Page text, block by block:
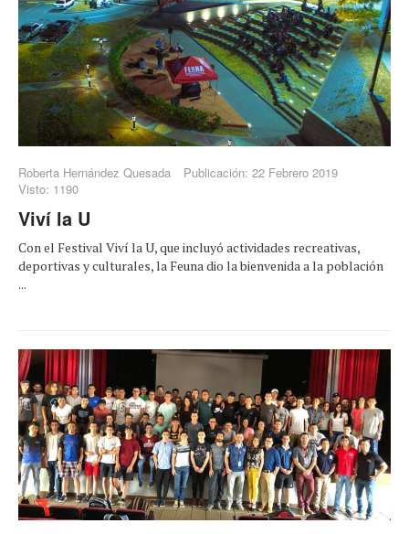
Roberta Hernández Quesada
Publicación: 22 Febrero 2019
Visto: 1190
Viví la U
Con el Festival Viví la U, que incluyó actividades recreativas,
deportivas y culturales, la Feuna dio la bienvenida a la población
...